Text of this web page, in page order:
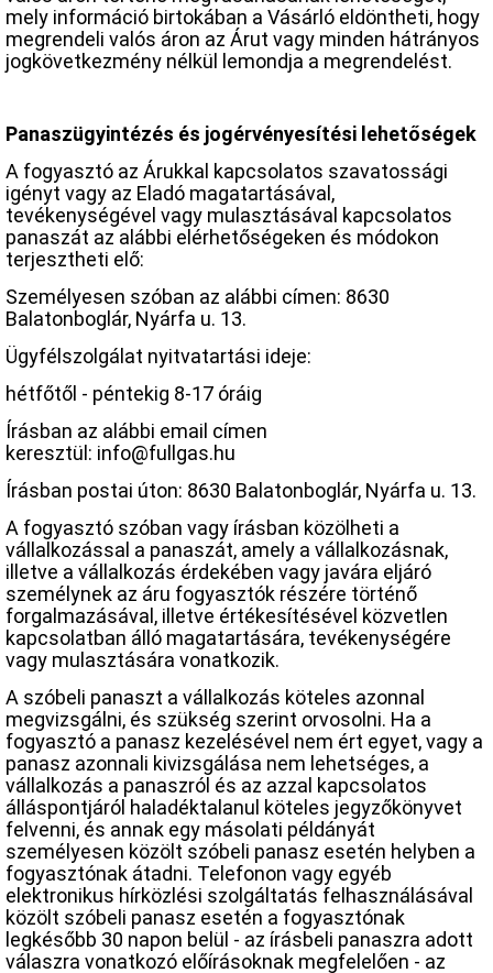
mely információ birtokában a Vásárló eldöntheti, hogy
megrendeli valós áron az Árut vagy minden hátrányos
jogkövetkezmény nélkül lemondja a megrendelést.
Panaszügyintézés és jogérvényesítési lehetőségek
A fogyasztó az Árukkal kapcsolatos szavatossági
igényt vagy az Eladó magatartásával,
tevékenységével vagy mulasztásával kapcsolatos
panaszát az alábbi elérhetőségeken és módokon
terjesztheti elő:
Személyesen szóban az alábbi címen: 8630
Balatonboglár, Nyárfa u. 13.
Ügyfélszolgálat nyitvatartási ideje:
hétfőtől - péntekig 8-17 óráig
Írásban az alábbi email címen
keresztül: info@fullgas.hu
Írásban postai úton: 8630 Balatonboglár, Nyárfa u. 13.
A fogyasztó szóban vagy írásban közölheti a
vállalkozással a panaszát, amely a vállalkozásnak,
illetve a vállalkozás érdekében vagy javára eljáró
személynek az áru fogyasztók részére történő
forgalmazásával, illetve értékesítésével közvetlen
kapcsolatban álló magatartására, tevékenységére
vagy mulasztására vonatkozik.
A szóbeli panaszt a vállalkozás köteles azonnal
megvizsgálni, és szükség szerint orvosolni. Ha a
fogyasztó a panasz kezelésével nem ért egyet, vagy a
panasz azonnali kivizsgálása nem lehetséges, a
vállalkozás a panaszról és az azzal kapcsolatos
álláspontjáról haladéktalanul köteles jegyzőkönyvet
felvenni, és annak egy másolati példányát
személyesen közölt szóbeli panasz esetén helyben a
fogyasztónak átadni. Telefonon vagy egyéb
elektronikus hírközlési szolgáltatás felhasználásával
közölt szóbeli panasz esetén a fogyasztónak
legkésőbb 30 napon belül - az írásbeli panaszra adott
válaszra vonatkozó előírásoknak megfelelően - az